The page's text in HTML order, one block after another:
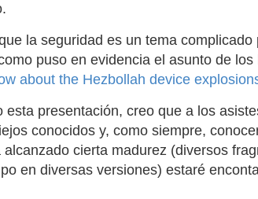
la seguridad es un tema
puso en evidencia el asunto de
about the Hezbollah device
esta presentación, creo que a los
conocidos y, como siempre,
cierta madurez (diversos
en diversas versiones) estaré